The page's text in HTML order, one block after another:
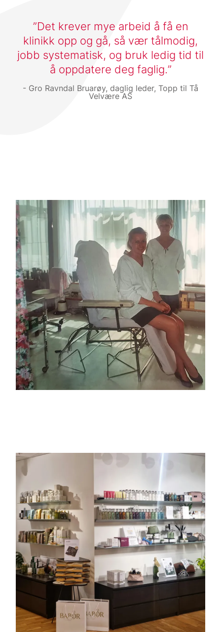
Det krever mye arbeid å få en
klinikk opp og gå, så vær tålmodig,
jobb systematisk, og bruk ledig tid til
å oppdatere deg faglig.
Gro Ravndal Bruarøy, daglig leder, Topp til Tå
Velvære AS